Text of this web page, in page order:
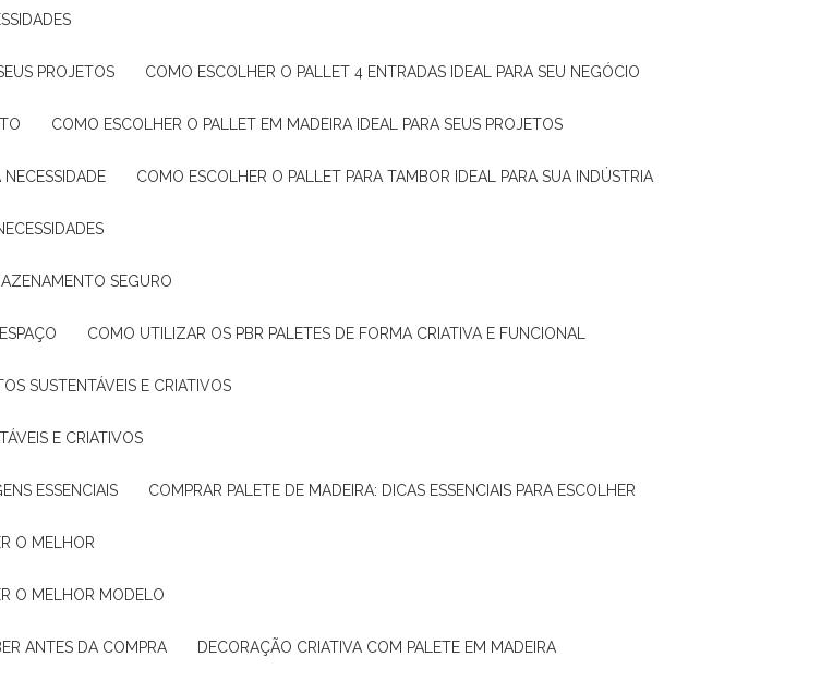
PROJETOS COMO ESCOLHER O PALLET 4 ENTRADAS IDEAL PARA SEU NEGÓCIO
COMO ESCOLHER O PALLET EM MADEIRA IDEAL PARA SEUS PROJETOS
COMO ESCOLHER O PALLET PARA TAMBOR IDEAL PARA SUA INDÚSTRIA
SEGURO
COMO UTILIZAR OS PBR PALETES DE FORMA CRIATIVA E FUNCIONAL
SUSTENTÁVEIS E CRIATIVOS
E CRIATIVOS
ESSENCIAIS COMPRAR PALETE DE MADEIRA: DICAS ESSENCIAIS PARA ESCOLHER
O MELHOR
O MELHOR MODELO
ANTES DA COMPRA DECORAÇÃO CRIATIVA COM PALETE EM MADEIRA